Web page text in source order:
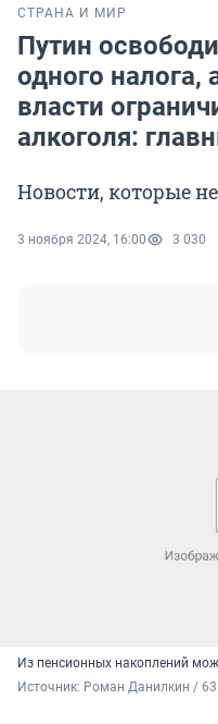
СТРАНА И МИР
Путин
одного налога,
власти
алкоголя:
Новости, которые
3 ноября 2024, 16:00 3 030
Из пенсионных накоплений
Источник: Роман Данилкин /